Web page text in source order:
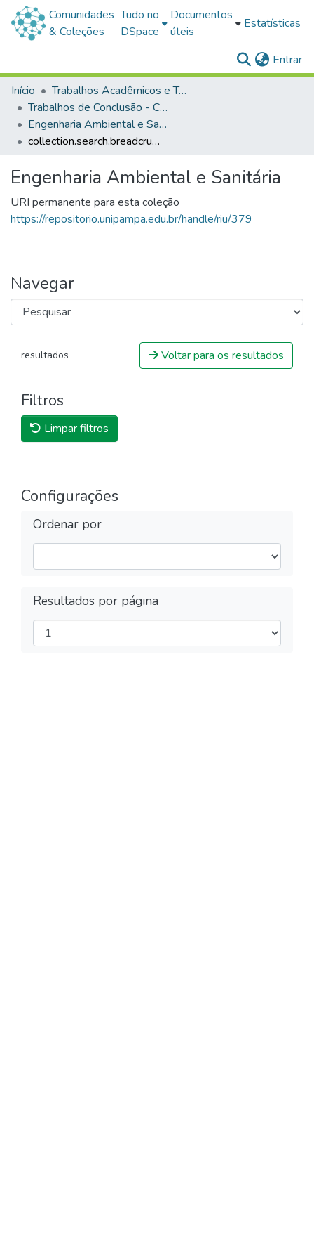
Comunidades
& Coleções
Tudo no
DSpace
Documentos
úteis
Estatísticas
Entrar
Início
Trabalhos Acadêmicos e Técnicos
Trabalhos de Conclusão - Cursos de Graduação
Engenharia Ambiental e Sanitária
collection.search.breadcrumbs
Engenharia Ambiental e Sanitária
URI permanente para esta coleção
https://repositorio.unipampa.edu.br/handle/riu/379
Navegar
resultados Voltar para os resultados
Filtros
Limpar filtros
Configurações
Ordenar por
Resultados por página